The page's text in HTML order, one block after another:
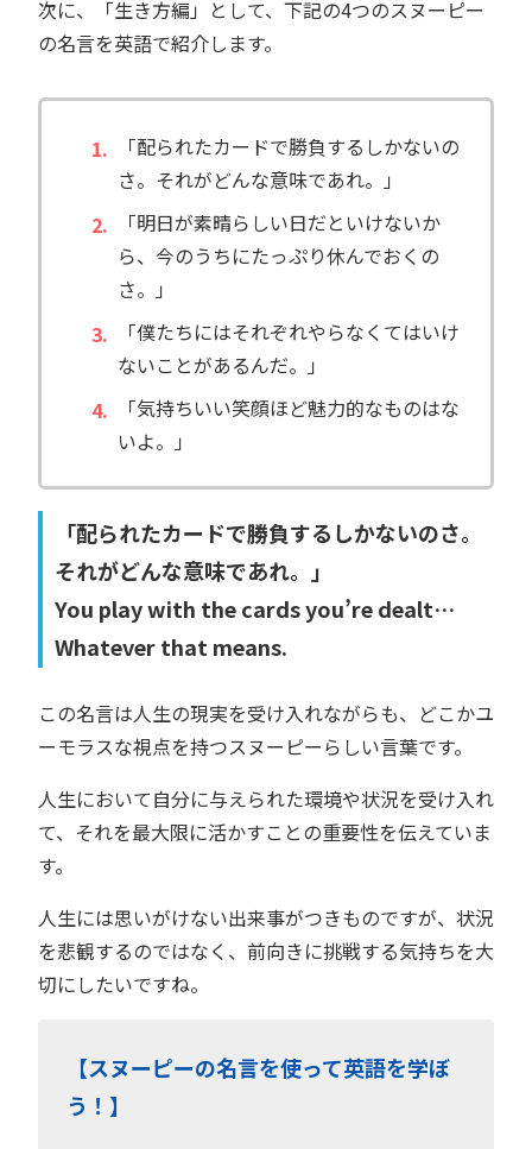
次に、「生き方編」として、下記の4つのスヌーピー
の名言を英語で紹介します。
「配られたカードで勝負するしかないの
さ。それがどんな意味であれ。」
「明日が素晴らしい日だといけないか
ら、今のうちにたっぷり休んでおくの
さ。」
「僕たちにはそれぞれやらなくてはいけ
ないことがあるんだ。」
「気持ちいい笑顔ほど魅力的なものはな
いよ。」
「配られたカードで勝負するしかないのさ。
それがどんな意味であれ。」
You play with the cards you’re dealt…
Whatever that means.
この名言は人生の現実を受け入れながらも、どこかユ
ーモラスな視点を持つスヌーピーらしい言葉です。
人生において自分に与えられた環境や状況を受け入れ
て、それを最大限に活かすことの重要性を伝えていま
す。
人生には思いがけない出来事がつきものですが、状況
を悲観するのではなく、前向きに挑戦する気持ちを大
切にしたいですね。
【スヌーピーの名言を使って英語を学ぼ
う！】